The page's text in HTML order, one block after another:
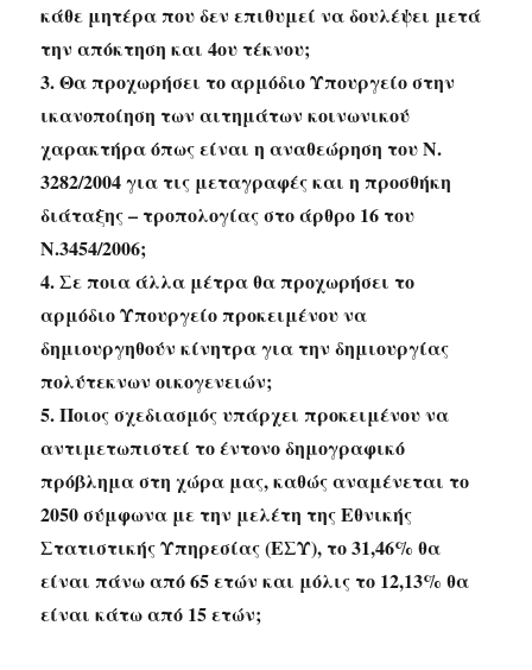
κάθε μητέρα που δεν επιθυμεί να δουλέψει μετά
την απόκτηση και 4ου τέκνου;
3. Θα προχωρήσει το αρμόδιο Υπουργείο στην
ικανοποίηση των αιτημάτων κοινωνικού
χαρακτήρα όπως είναι η αναθεώρηση του Ν.
3282/2004 για τις μεταγραφές και η προσθήκη
διάταξης – τροπολογίας στο άρθρο 16 του
Ν.3454/2006;
4. Σε ποια άλλα μέτρα θα προχωρήσει το
αρμόδιο Υπουργείο προκειμένου να
δημιουργηθούν κίνητρα για την δημιουργίας
πολύτεκνων οικογενειών;
5. Ποιος σχεδιασμός υπάρχει προκειμένου να
αντιμετωπιστεί το έντονο δημογραφικό
πρόβλημα στη χώρα μας, καθώς αναμένεται το
2050 σύμφωνα με την μελέτη της Εθνικής
Στατιστικής Υπηρεσίας (ΕΣΥ), το 31,46% θα
είναι πάνω από 65 ετών και μόλις το 12,13% θα
είναι κάτω από 15 ετών;